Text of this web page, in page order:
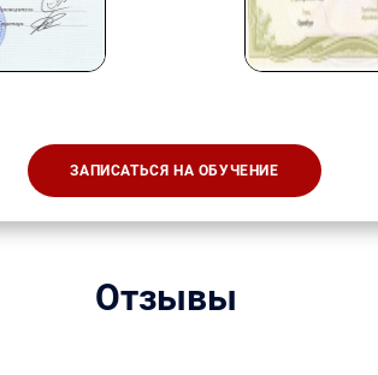
ЗАПИСАТЬСЯ НА ОБУЧЕНИЕ
Отзывы